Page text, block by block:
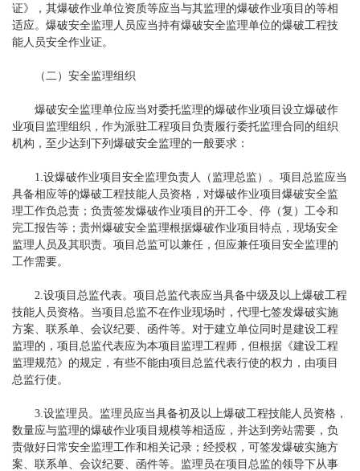
证》，其爆破作业单位资质等应当与其监理的爆破作业项目的等相
适应。爆破安全监理人员应当持有爆破安全监理单位的爆破工程技
能人员安全作业证。
（二）安全监理组织
爆破安全监理单位应当对委托监理的爆破作业项目设立爆破作
业项目监理组织，作为派驻工程项目负责履行委托监理合同的组织
机构，至少达到下列爆破安全监理的一般要求：
1.设爆破作业项目安全监理负责人（监理总监）。项目总监应当
具备相应等的爆破工程技能人员资格，对爆破作业项目爆破安全监
理工作负总责；负责签发爆破作业项目的开工令、停（复）工令和
完工报告等；贵州爆破安全监理根据爆破作业项目特点，现场安全
监理人员及其职责。项目总监可以兼任，但应兼任项目安全监理的
工作需要。
2.设项目总监代表。项目总监代表应当具备中级及以上爆破工程
技能人员资格。当项目总监不在作业现场时，代理七签发爆破实施
方案、联系单、会议纪要、函件等。对于建立单位同时是建设工程
监理的，项目总监代表应为本项目监理工程师，但根据《建设工程
监理规范》的规定，有些不能由项目总监代表行使的权力，由项目
总监行使。
3.设监理员。监理员应当具备初及以上爆破工程技能人员资格，
数量应与监理的爆破作业项目规模等相适应，并达到旁站需要，负
责做好日常安全监理工作和相关记录；经授权，可签发爆破实施方
案、联系单、会议纪要、函件等。监理员在项目总监的领导下从事